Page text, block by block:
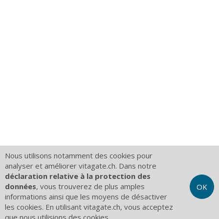
Nous utilisons notamment des cookies pour
analyser et améliorer vitagate.ch. Dans notre
déclaration relative à la protection des
données, vous trouverez de plus amples
informations ainsi que les moyens de désactiver
les cookies. En utilisant vitagate.ch, vous acceptez
que nous utilisions des cookies.
OK